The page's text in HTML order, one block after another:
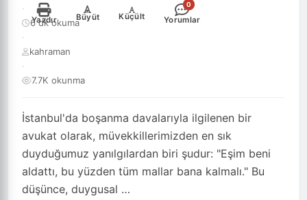
İstanbul'da boşanma davalarıyla ilgilenen bir
avukat olarak, müvekkillerimizden en sık
duyduğumuz yanılgılardan biri şudur: "Eşim beni
aldattı, bu yüzden tüm mallar bana kalmalı." Bu
düşünce, duygusal …
·
6 dk okuma
·
kahraman
·
7.7K okunma
Yazdır
+
Büyüt
-
Küçült
0
Yorumlar